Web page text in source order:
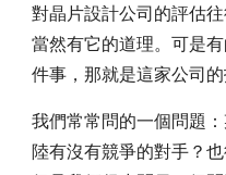
對晶片設計公司的評估
當然有它的道理。可是
件事，那就是這家公司的
我們常常問的一個問題
陸有沒有競爭的對手？